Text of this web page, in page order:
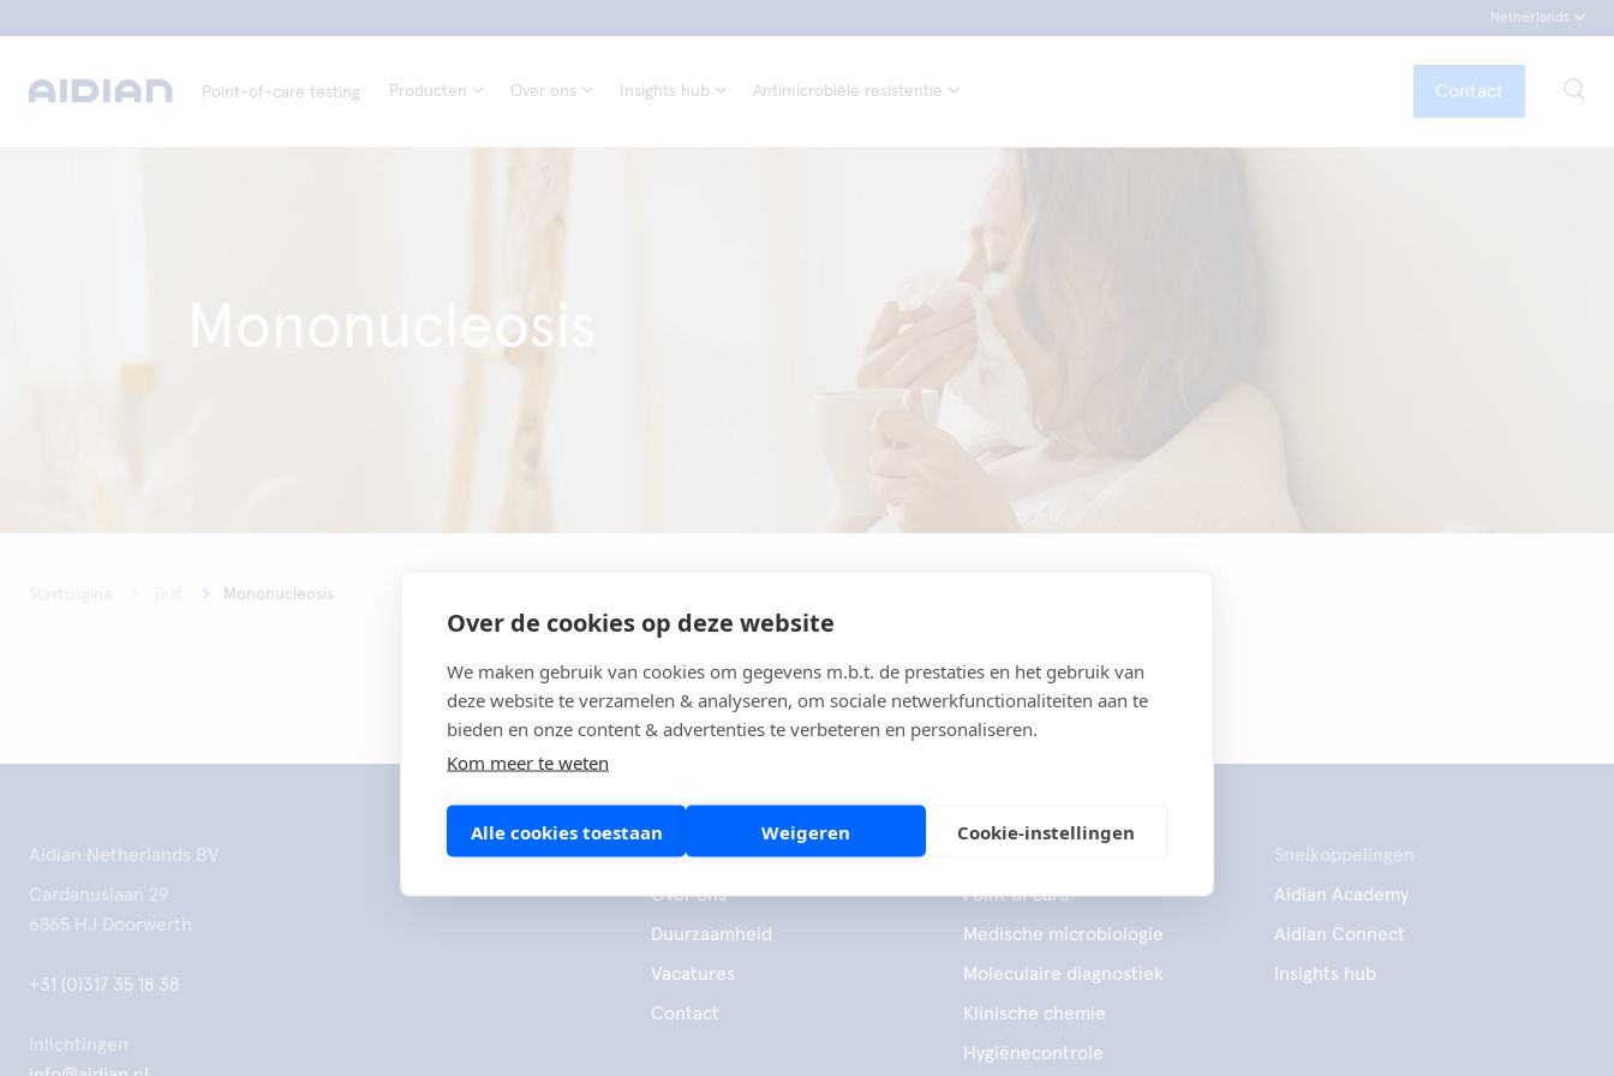
Over de cookies op deze website
We maken gebruik van cookies om gegevens m.b.t. de prestaties en het gebruik van
deze website te verzamelen & analyseren, om sociale netwerkfunctionaliteiten aan te
bieden en onze content & advertenties te verbeteren en personaliseren.
Kom meer te weten
Alle cookies toestaan Weigeren Cookie-instellingen
Netherlands
Point-of-care testing Producten Over ons Insights hub Antimicrobiële resistentie Contact
Mononucleosis
Mononucleosis
Aidian Netherlands BV
Cardanuslaan 29
6865 HJ Doorwerth
+31 (0)317 35 18 38
Inlichtingen
Bedrijf
Over ons
Duurzaamheid
Vacatures
Contact
Point of care
Medische microbiologie
Moleculaire diagnostiek
Klinische chemie
Hygiënecontrole
Snelkoppelingen
Aidian Academy
Aidian Connect
Insights hub